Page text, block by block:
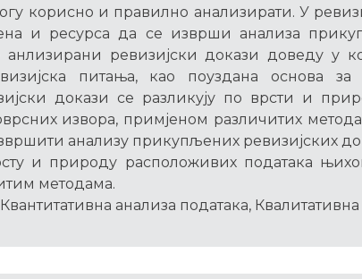
корисно и правилно анализирати. У
и ресурса да се изврши анализа
ревизијски докази доведу у
питања, као поуздана основа
докази се разликују по врсти и
извора, примјеном различитих
анализу прикупљених ревизијских
и природу расположивих података
методама.
анализа података, Квалитативна